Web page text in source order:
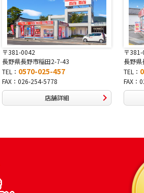
〒381-0034
長野県長野市高田1307-1
TEL：0570-067-677
FAX：026-267-6778